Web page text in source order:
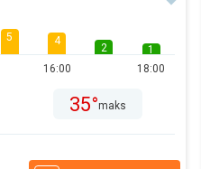
5 4
16:00
2
1
18:00
35°maks